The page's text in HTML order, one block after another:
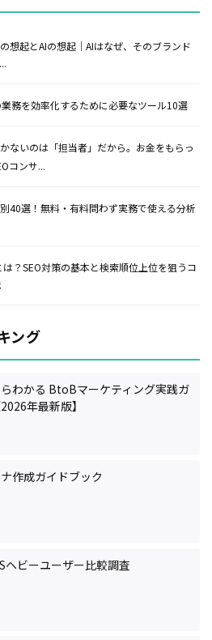
想起とAIの想起｜AIはなぜ、そのブランド
業務を効率化するために必要なツール10選
ないのは「担当者」だから。お金をもらっ
コンサ...
40選！無料・有料問わず実務で使える分析
は？SEO対策の基本と検索順位上位を狙うコ
ング
わかる BtoBマーケティング実践ガ
年最新版】
作成ガイドブック
ヘビーユーザー比較調査